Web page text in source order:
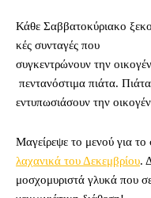
Κάθε Σαββατοκύριακο
κές συνταγές που
συγκεντρώνουν την
πεντανόστιμα πιάτα.
εντυπωσιάσουν την
Μαγείρεψε το μενού για
λαχανικά του Δεκεμβρίου.
μοσχομυριστά γλυκά που